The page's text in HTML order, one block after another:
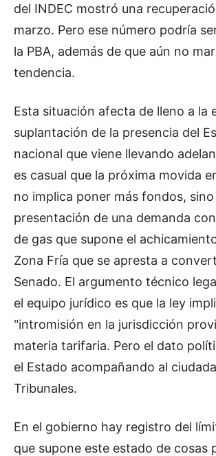
del INDEC mostró una
marzo. Pero ese número podría
la PBA, además de que aún no
tendencia.
Esta situación afecta de lleno a la
suplantación de la presencia del
nacional que viene llevando
es casual que la próxima movida
no implica poner más fondos,
presentación de una demanda
de gas que supone el
Zona Fría que se apresta a
Senado. El argumento técnico
el equipo jurídico es que la ley
"intromisión en la jurisdicción
materia tarifaria. Pero el dato
el Estado acompañando al
Tribunales.
En el gobierno hay registro del
que supone este estado de cosas